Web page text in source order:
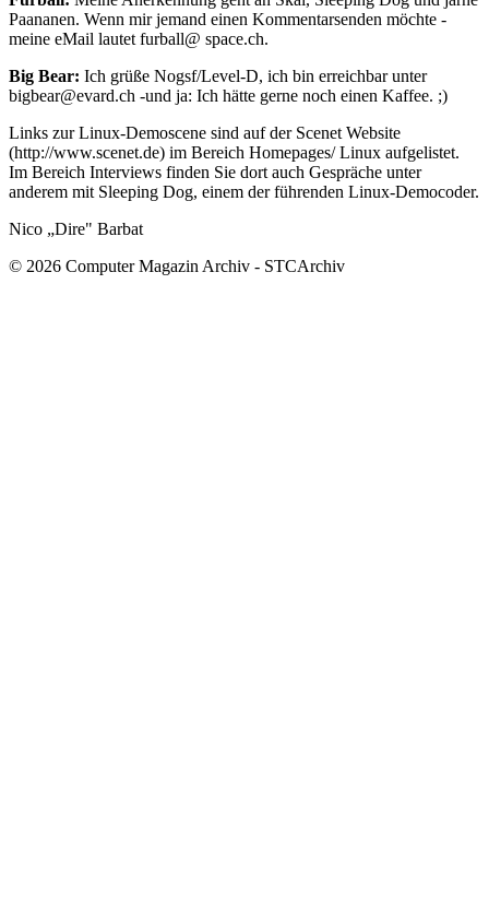
Paananen. Wenn mir jemand einen Kommentarsenden möchte -
meine eMail lautet furball@ space.ch.
Big Bear: Ich grüße Nogsf/Level-D, ich bin erreichbar unter
bigbear@evard.ch -und ja: Ich hätte gerne noch einen Kaffee. ;)
Links zur Linux-Demoscene sind auf der Scenet Website
(http://www.scenet.de) im Bereich Homepages/ Linux aufgelistet.
Im Bereich Interviews finden Sie dort auch Gespräche unter
anderem mit Sleeping Dog, einem der führenden Linux-Democoder.
Nico „Dire" Barbat
© 2026 Computer Magazin Archiv - STCArchiv